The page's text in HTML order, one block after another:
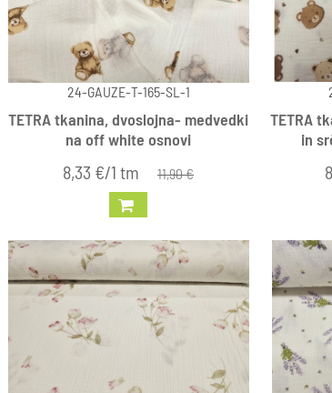
24-GAUZE-T-165-SL-1
TETRA tkanina, dvoslojna- medvedki
na off white osnovi
8,33 €/1 tm 11,90 €
TETRA
in